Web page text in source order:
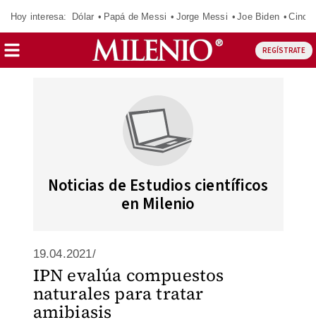
Hoy interesa: Dólar Papá de Messi Jorge Messi Joe Biden
REGÍSTRATE
Noticias de Estudios científicos
en Milenio
19.04.2021/
IPN evalúa compuestos
naturales para tratar
amibiasis